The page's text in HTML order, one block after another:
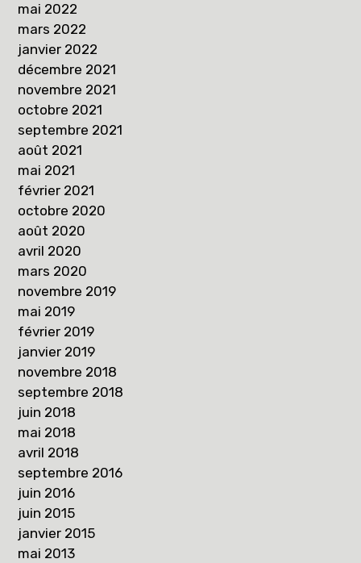
mai 2022
mars 2022
janvier 2022
décembre 2021
novembre 2021
octobre 2021
septembre 2021
août 2021
mai 2021
février 2021
octobre 2020
août 2020
avril 2020
mars 2020
novembre 2019
mai 2019
février 2019
janvier 2019
novembre 2018
septembre 2018
juin 2018
mai 2018
avril 2018
septembre 2016
juin 2016
juin 2015
janvier 2015
mai 2013